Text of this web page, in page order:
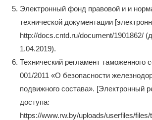
Электронный фонд правовой и и
технической документации
http://docs.cntd.ru/document/1901862/
1.04.2019).
Технический регламент таможенного
001/2011 «О безопасности
подвижного состава». [Электронный
доступа:
https://www.rw.by/uploads/userfiles/